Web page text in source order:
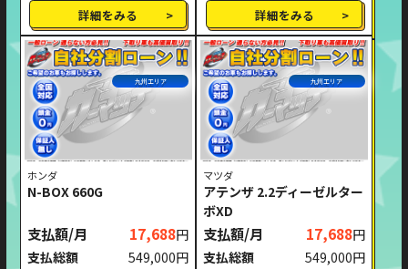
詳細をみる 詳細をみる
九州エリア
ホンダ
N-BOX 660G
支払額/月 17,688円
支払総額
549,000円
九州エリア
マツダ
アテンザ 2.2ディーゼルター
ボXD
支払額/月 17,688円
支払総額
549,000円